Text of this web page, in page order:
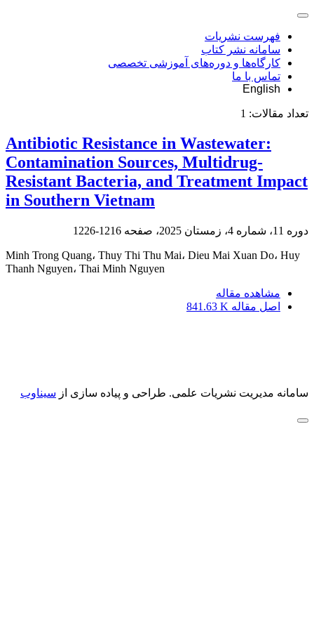
فهرست نشریات
سامانه نشر کتاب
کارگاه‌ها و دوره‌های آموزشی تخصصی
تماس با ما
English
تعداد مقالات: 1
Antibiotic Resistance in Wastewater:
Contamination Sources, Multidrug-
Resistant Bacteria, and Treatment Impact
in Southern Vietnam
دوره 11، شماره 4، زمستان 2025، صفحه 1216-1226
Minh Trong Quang، Thuy Thi Thu Mai، Dieu Mai Xuan Do، Huy
Thanh Nguyen، Thai Minh Nguyen
مشاهده مقاله
اصل مقاله 841.63 K
سامانه مدیریت نشریات علمی. طراحی و پیاده سازی از سیناوب